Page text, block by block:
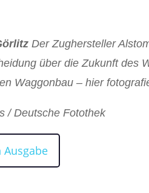
Der Zughersteller
über die Zukunft des
Waggonbau – hier
/ Deutsche Fotothek